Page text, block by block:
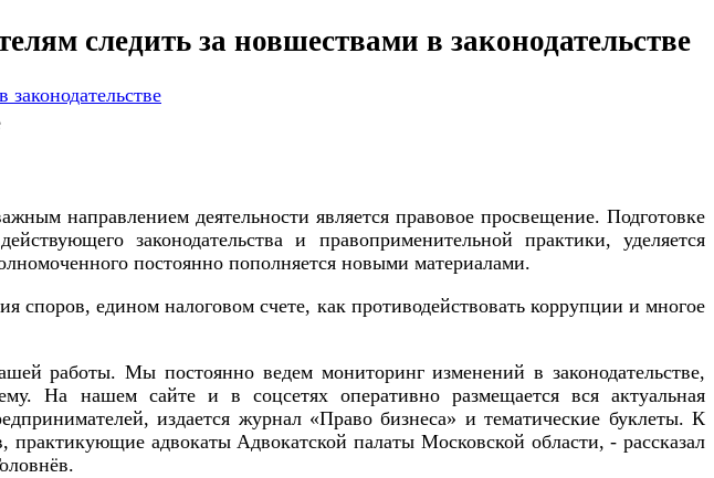
следить за новшествами в законодательстве
направлением деятельности является правовое просвещение. Подготовке
законодательства и правоприменительной практики, уделяется
постоянно пополняется новыми материалами.
едином налоговом счете, как противодействовать коррупции и многое
работы. Мы постоянно ведем мониторинг изменений в законодательстве,
На нашем сайте и в соцсетях оперативно размещается вся актуальная
издается журнал «Право бизнеса» и тематические буклеты. К
практикующие адвокаты Адвокатской палаты Московской области, - рассказал